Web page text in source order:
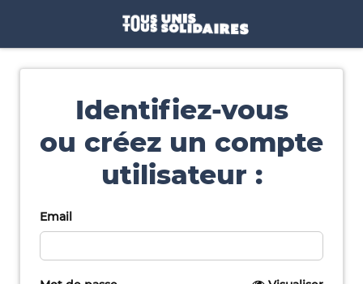
Identifiez-vous
ou créez un compte
utilisateur :
Email